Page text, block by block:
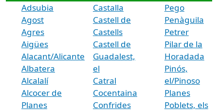
Adsubia
Agost
Agres
Aigües
Alacant/Alicante
Albatera
Alcalalí
Alcocer de
Planes
Castalla
Castell de
Castells
Castell de
Guadalest,
el
Catral
Cocentaina
Confrides
Pego
Penàguila
Petrer
Pilar de la
Horadada
Pinós,
el/Pinoso
Planes
Poblets, els